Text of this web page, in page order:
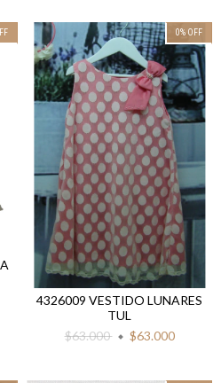
0% OFF
4326009 VESTIDO LUNARES
TUL
$63.000
$63.000